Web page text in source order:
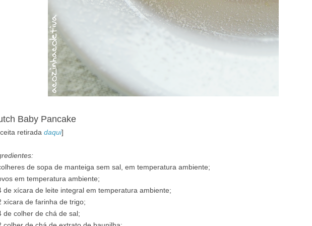
Baby Pancake
retirada daqui]
de sopa de manteiga sem sal, em temperatura ambiente;
em temperatura ambiente;
de xícara de leite integral em temperatura ambiente;
xícara de farinha de trigo;
de colher de chá de sal;